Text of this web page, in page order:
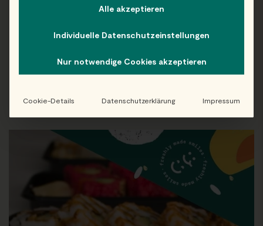
Wakame Salat (vegan)
Würziger Algensalat mit
Alle akzeptieren
Individuelle Datenschutzeinstellungen
Nur notwendige Cookies akzeptieren
Cookie-Details Datenschutzerklärung Impressum